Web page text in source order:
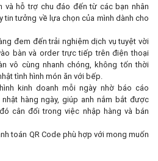
và hỗ trợ chu đáo đến từ các bạn nhân
tin tưởng về lựa chọn của mình dành cho
đem đến trải nghiệm dịch vụ tuyệt vời
bàn và order trực tiếp trên điện thoại
vô cùng nhanh chóng, không tốn thời
tình hình món ăn với bếp.
kinh doanh mỗi ngày nhờ báo cáo
hàng ngày, giúp anh nắm bắt được
cân đối trong việc nhập hàng và bán
toán QR Code phù hợp với mong muốn